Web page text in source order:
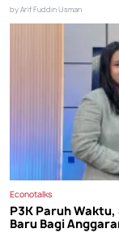
by Arif Fuddin Usman
Econotalks
P3K Paruh
Baru Bagi